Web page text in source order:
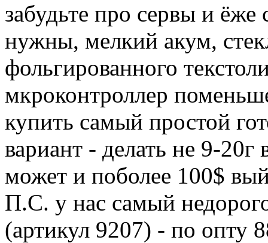
забудьте про сервы и
нужны, мелкий акум,
фольгированного
мкроконтроллер
купить самый простой
вариант - делать не 9-20г
может и поболее 100$
П.С. у нас самый
(артикул 9207) - по опту